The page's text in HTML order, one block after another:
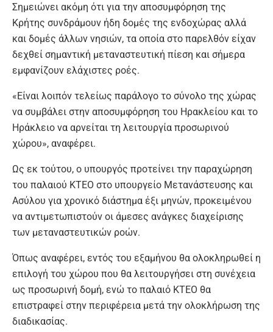
Σημειώνει ακόμη ότι για την αποσυμφόρηση της
Κρήτης συνδράμουν ήδη δομές της ενδοχώρας αλλά
και δομές άλλων νησιών, τα οποία στο παρελθόν είχαν
δεχθεί σημαντική μεταναστευτική πίεση και σήμερα
εμφανίζουν ελάχιστες ροές.
«Είναι λοιπόν τελείως παράλογο το σύνολο της χώρας
να συμβάλει στην αποσυμφόρηση του Ηρακλείου και το
Ηράκλειο να αρνείται τη λειτουργία προσωρινού
χώρου», αναφέρει.
Ως εκ τούτου, ο υπουργός προτείνει την παραχώρηση
του παλαιού ΚΤΕΟ στο υπουργείο Μετανάστευσης και
Ασύλου για χρονικό διάστημα έξι μηνών, προκειμένου
να αντιμετωπιστούν οι άμεσες ανάγκες διαχείρισης
των μεταναστευτικών ροών.
Όπως αναφέρει, εντός του εξαμήνου θα ολοκληρωθεί η
επιλογή του χώρου που θα λειτουργήσει στη συνέχεια
ως προσωρινή δομή, ενώ το παλαιό ΚΤΕΟ θα
επιστραφεί στην περιφέρεια μετά την ολοκλήρωση της
διαδικασίας.